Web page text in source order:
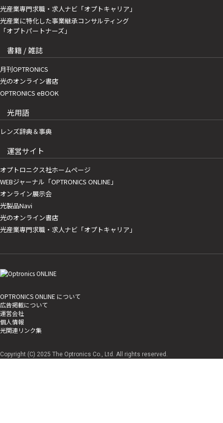
光産業専門求職・求人ナビ「オプトキャリア」
光産業に特化した事業継承コンサルティング
「オプトパートナーズ」
書籍 / 雑誌
月刊OPTRONICS
光のオンライン書店
OPTRONICS eBOOK
光用語
レンズ辞典＆事典
運営サイト
オプトロニクス社ホームページ
WEBジャーナル「OPTRONICS ONLINE」
オンライン展示会
光製品Navi
光のオンライン書店
光産業専門求職・求人ナビ「オプトキャリア」
OPTRONICS ONLINE について
広告掲載について
運営会社
個人情報
光関連リンク集
Copyright (C) 2025 The Optronics Co., Ltd. All rights reserved.